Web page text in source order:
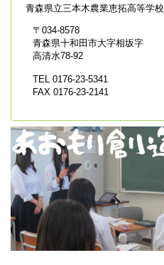
青森県立三本木農業恵拓高等学校
〒034-8578
青森県十和田市大字相坂字
高清水78-92
TEL 0176-23-5341
FAX 0176-23-2141